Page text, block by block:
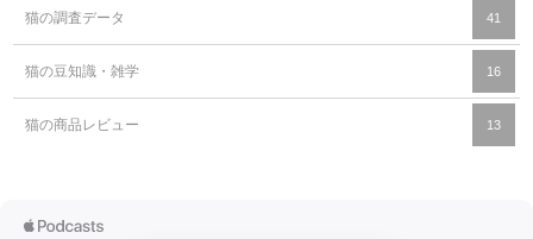
猫の調査データ 41
猫の豆知識・雑学 16
猫の商品レビュー 13